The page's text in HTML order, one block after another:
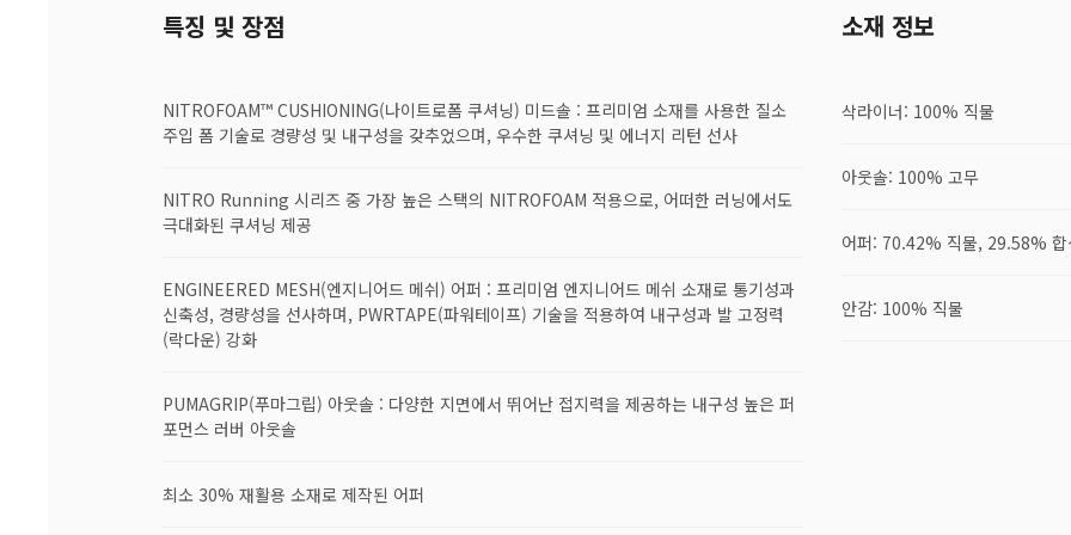
특징 및 장점
NITROFOAM™ CUSHIONING(나이트로폼 쿠셔닝) 미드솔 : 프리미엄 소재를 사용한 질소
주입 폼 기술로 경량성 및 내구성을 갖추었으며, 우수한 쿠셔닝 및 에너지 리턴 선사
NITRO Running 시리즈 중 가장 높은 스택의 NITROFOAM 적용으로, 어떠한 러닝에서도
극대화된 쿠셔닝 제공
ENGINEERED MESH(엔지니어드 메쉬) 어퍼 : 프리미엄 엔지니어드 메쉬 소재로 통기성과
신축성, 경량성을 선사하며, PWRTAPE(파워테이프) 기술을 적용하여 내구성과 발 고정력
(락다운) 강화
PUMAGRIP(푸마그립) 아웃솔 : 다양한 지면에서 뛰어난 접지력을 제공하는 내구성 높은 퍼
포먼스 러버 아웃솔
최소 30% 재활용 소재로 제작된 어퍼
소재 정보
삭라이너: 100% 직물
아웃솔: 100% 고무
어퍼: 70.42% 직물, 29.58% 합
안감: 100% 직물